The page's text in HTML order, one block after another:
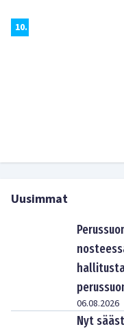
10.
Uusimmat
06.08.2026
Nyt